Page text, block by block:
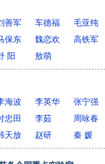
善军 车德福 毛亚纯
保东 魏恋欢 高铁军
阳 敖萌
海波 李英华
张宁强
忠田 李茹 周咏春
天放 赵研 秦 媛